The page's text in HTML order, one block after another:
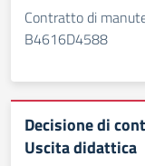
Contratto di
B4616D4588
Decisione di
Uscita didattica